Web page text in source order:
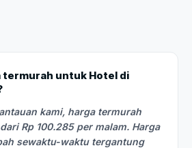
termurah untuk Hotel di
kami, harga termurah
Rp 100.285 per malam. Harga
sewaktu-waktu tergantung